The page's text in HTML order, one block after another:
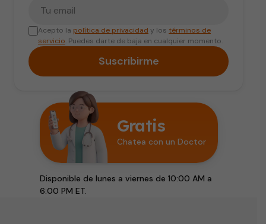
Acepto la política de privacidad y los términos de
servicio. Puedes darte de baja en cualquier momento.
Suscribirme
Gratis
Chatea con un Doctor
Disponible de lunes a viernes de 10:00 AM a
6:00 PM ET.